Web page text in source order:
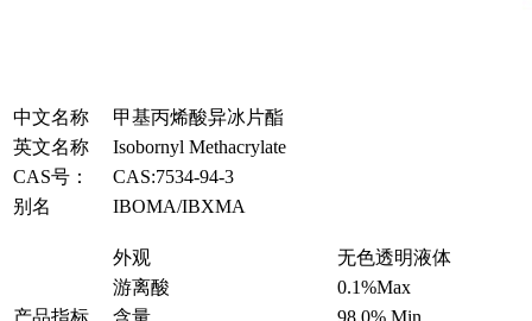
中文名称
甲基丙烯酸异冰片酯
英文名称
Isobornyl Methacrylate
CAS号：
CAS:7534-94-3
别名
IBOMA/IBXMA
产品指标
外观
无色透明液体
游离酸
0.1%Max
含量
98.0% Min